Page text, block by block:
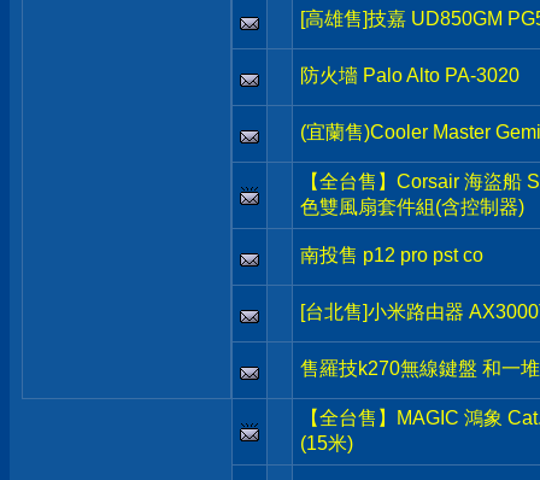
[高雄售]技嘉 UD850GM
防火墻 Palo Alto PA-3020
(宜蘭售)Cooler Master
【全台售】Corsair 海盜船
色雙風扇套件組(含控制器)
南投售 p12 pro pst co
[台北售]小米路由器
售羅技k270無線鍵盤 和一
【全台售】MAGIC 鴻象
(15米)